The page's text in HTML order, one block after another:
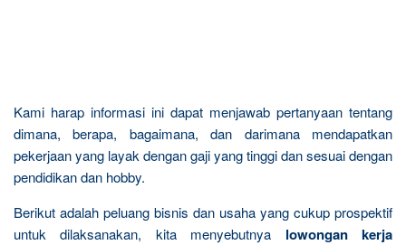
Kami harap informasi ini dapat menjawab pertanyaan tentang
dimana, berapa, bagaimana, dan darimana mendapatkan
pekerjaan yang layak dengan gaji yang tinggi dan sesuai dengan
pendidikan dan hobby.
Berikut adalah peluang bisnis dan usaha yang cukup prospektif
untuk dilaksanakan, kita menyebutnya lowongan kerja